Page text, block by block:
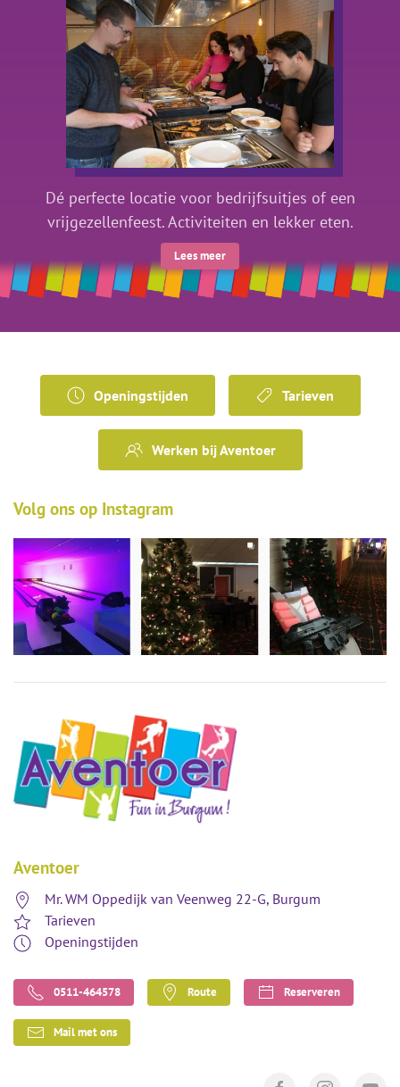
Dé perfecte locatie voor bedrijfsuitjes of een
vrijgezellenfeest. Activiteiten en lekker eten.
Lees meer
Openingstijden Tarieven
Werken bij Aventoer
Volg ons op Instagram
Aventoer
Mr. WM Oppedijk van Veenweg 22-G, Burgum
Tarieven
Openingstijden
0511-464578 Route Reserveren
Mail met ons